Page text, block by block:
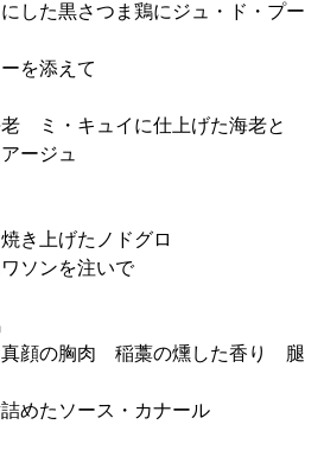
た黒さつま鶏にジュ・ド・プー
添えて
・キュイに仕上げた海老と
ジュ
上げたノドグロ
ンを注いで
の胸肉 稲藁の燻した香り 腿
たソース・カナール